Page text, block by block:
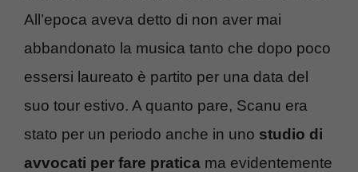
All’epoca aveva detto di non aver mai
abbandonato la musica tanto che dopo poco
essersi laureato è partito per una data del
suo tour estivo. A quanto pare, Scanu era
stato per un periodo anche in uno studio di
avvocati per fare pratica ma evidentemente